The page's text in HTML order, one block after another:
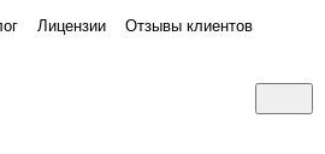
Лицензии Отзывы клиентов